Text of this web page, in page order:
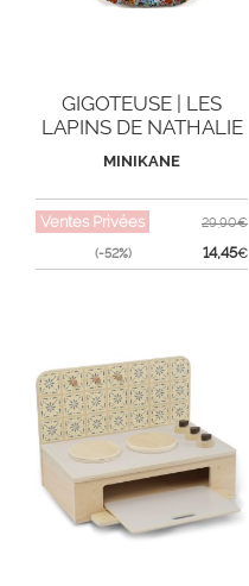
GIGOTEUSE | LES
LAPINS DE NATHALIE
LÉTÉ
MINIKANE
Ventes Privées
(-52%)
29,90€
14,45€